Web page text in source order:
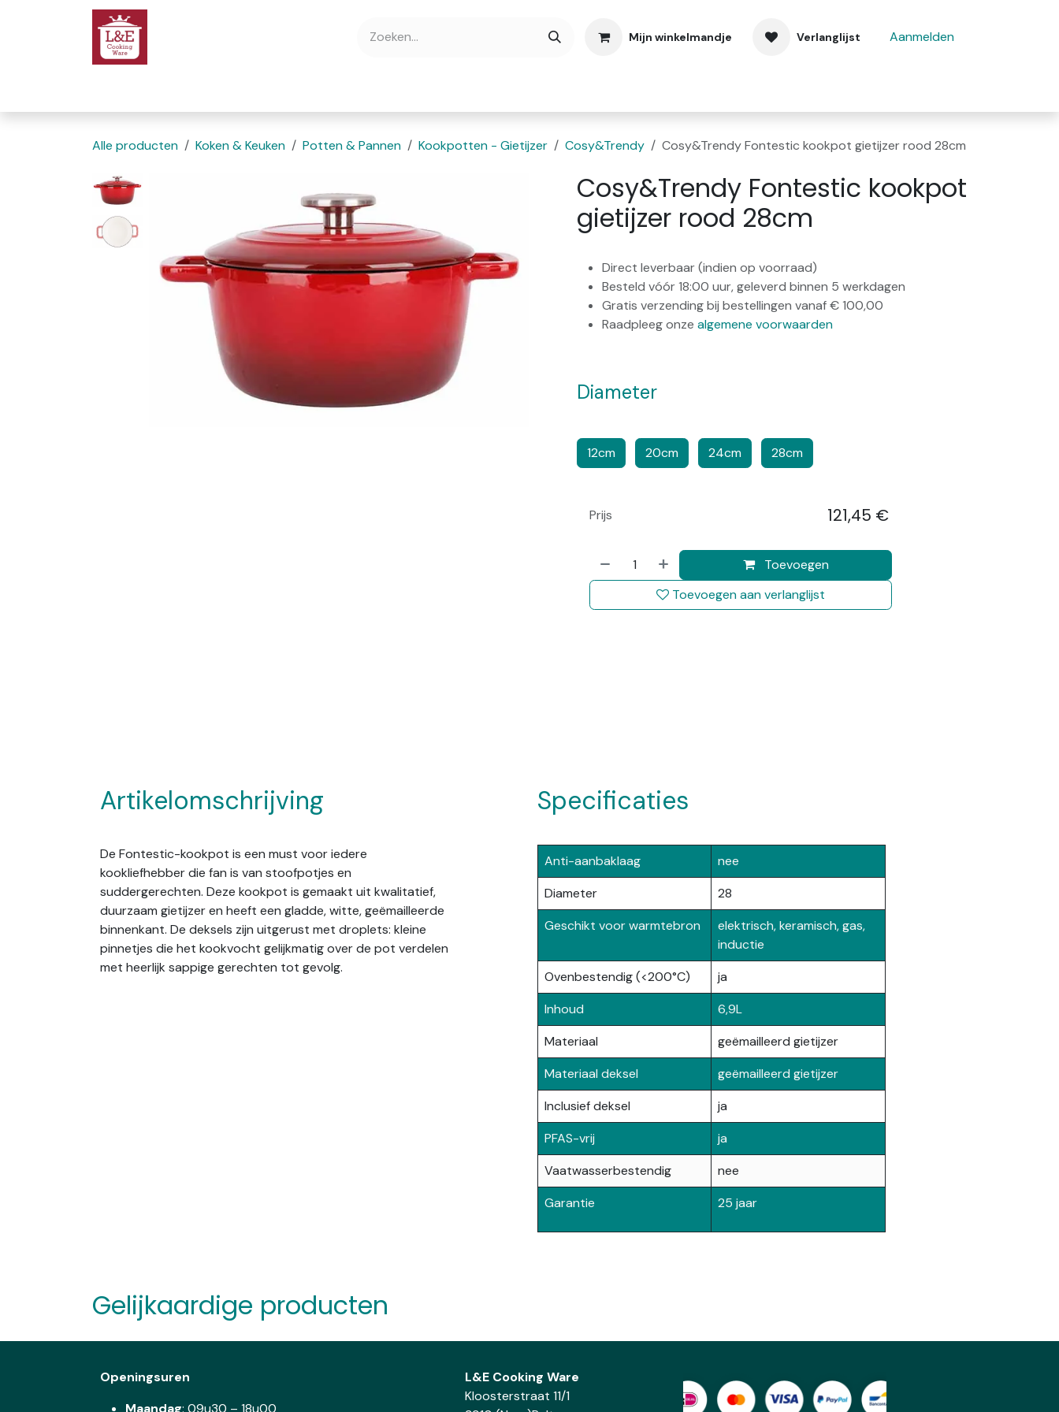
Overslaan naar inhoud
Mijn winkelmandje Verlanglijst Aanmelden
Alle producten Koken & Keuken Potten & Pannen Kookpotten - Gietijzer Cosy&Trendy Cosy&Trendy Fontestic kookpot gietijzer rood 28cm
Cosy&Trendy Fontestic kookpot
gietijzer rood 28cm
Direct leverbaar (indien op voorraad)
Besteld vóór 18:00 uur, geleverd binnen 5 werkdagen
Gratis verzending bij bestellingen vanaf € 100,00
Raadpleeg onze algemene voorwaarden
Diameter
12cm 20cm 24cm 28cm
Toevoegen
Toevoegen aan verlanglijst
Prijs 121,45 €
Artikelomschrijving
De Fontestic-kookpot is een must voor iedere
kookliefhebber die fan is van stoofpotjes en
suddergerechten. Deze kookpot is gemaakt uit kwalitatief,
duurzaam gietijzer en heeft een gladde, witte, geëmailleerde
binnenkant. De deksels zijn uitgerust met droplets: kleine
pinnetjes die het kookvocht gelijkmatig over de pot verdelen
met heerlijk sappige gerechten tot gevolg.
Specificaties
Anti-aanbaklaag
nee
Diameter
28
Geschikt voor warmtebron
elektrisch, keramisch, gas,
inductie
Ovenbestendig (<200°C)
ja
Inhoud
6,9L
Materiaal
geëmailleerd gietijzer
Materiaal deksel
geëmailleerd gietijzer
Inclusief deksel
ja
PFAS-vrij
ja
Vaatwasserbestendig
nee
Garantie
25 jaar
Gelijkaardige producten
Openingsuren
Maandag: 09u30 – 18u00
L&E Cooking Ware
Kloosterstraat 11/1